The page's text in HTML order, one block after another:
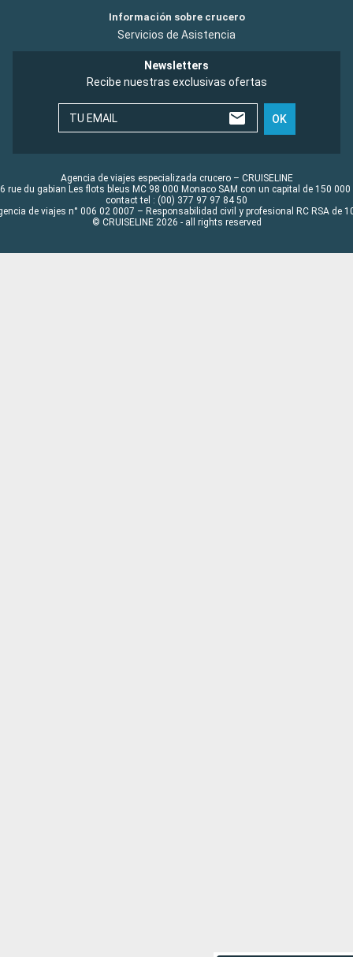
Información sobre crucero
Servicios de Asistencia
Newsletters
Recibe nuestras exclusivas ofertas
TU EMAIL OK
Agencia de viajes especializada crucero – CRUISELINE
rue du gabian Les flots bleus MC 98 000 Monaco SAM con un capital de 150 000
contact tel : (00) 377 97 97 84 50
de viajes n° 006 02 0007 – Responsabilidad civil y profesional RC RSA de
© CRUISELINE 2026 - all rights reserved